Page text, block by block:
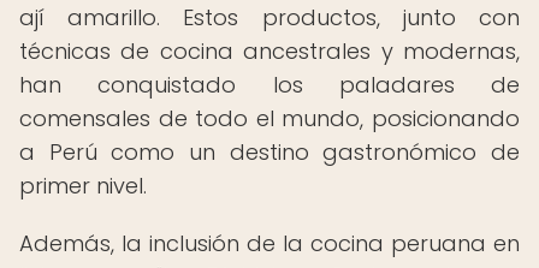
ají amarillo. Estos productos, junto con
técnicas de cocina ancestrales y modernas,
han conquistado los paladares de
comensales de todo el mundo, posicionando
a Perú como un destino gastronómico de
primer nivel.
Además, la inclusión de la cocina peruana en